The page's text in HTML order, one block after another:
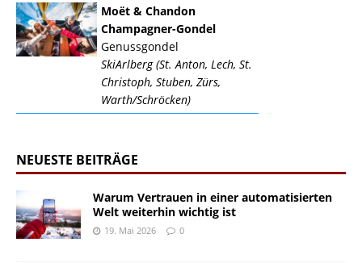
Moët & Chandon
Champagner-Gondel
Genussgondel
SkiArlberg (St. Anton, Lech, St.
Christoph, Stuben, Zürs,
Warth/Schröcken)
NEUESTE BEITRÄGE
Warum Vertrauen in einer automatisierten
Welt weiterhin wichtig ist
19. Mai 2026 0